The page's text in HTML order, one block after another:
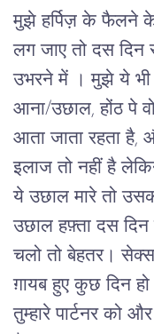
मुझे हर्पिज़ के फैलने
लग जाए तो दस
उभरने में । मुझे ये भी
आना/उछाल, होंठ पे
आता जाता रहता है,
इलाज तो नहीं है
ये उछाल मारे तो
उछाल हफ़्ता दस
चलो तो बेहतर।
ग़ायब हुए कुछ दिन
तुम्हारे पार्टनर को